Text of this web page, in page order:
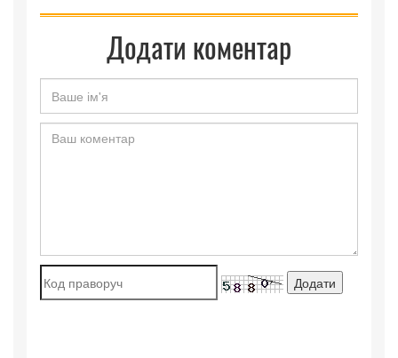
Додати коментар